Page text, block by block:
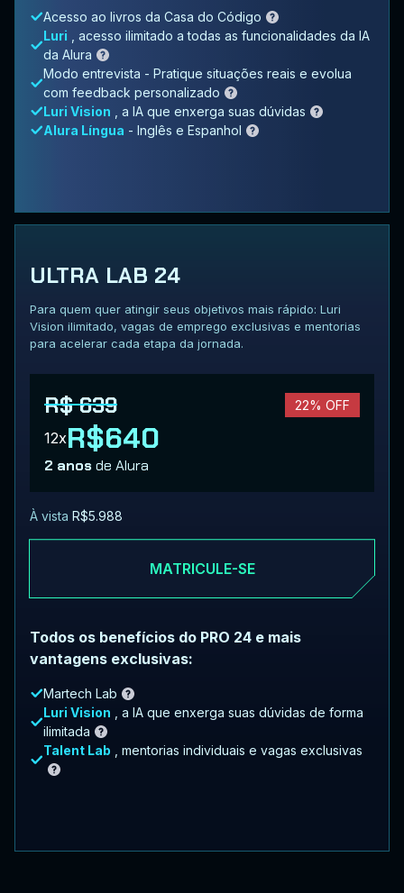
Acesso ao livros da Casa do Código
Luri
, acesso ilimitado a todas as funcionalidades da IA
da Alura
Modo entrevista - Pratique situações reais e evolua
com feedback personalizado
Luri Vision
, a IA que enxerga suas dúvidas
Alura Língua - Inglês e Espanhol
ULTRA LAB 24
Para quem quer atingir seus objetivos mais rápido: Luri
Vision ilimitado, vagas de emprego exclusivas e mentorias
para acelerar cada etapa da jornada.
R$ 639 22% OFF
12xR$640
2 anosde Alura
À vista R$5.988
MATRICULE-SE
Todos os benefícios do PRO 24 e mais
vantagens exclusivas:
Martech Lab
Luri Vision
, a IA que enxerga suas dúvidas de forma
ilimitada
Talent Lab
, mentorias individuais e vagas exclusivas